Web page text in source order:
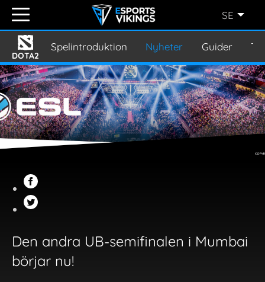
DOTA2
Spelintroduktion Nyheter Guider
SE
ENGLISH (EN)
SVENSKA (SE)
SUOMI (FI)
JAPANESE (JP)
Den andra UB-semifinalen i Mumbai
börjar nu!